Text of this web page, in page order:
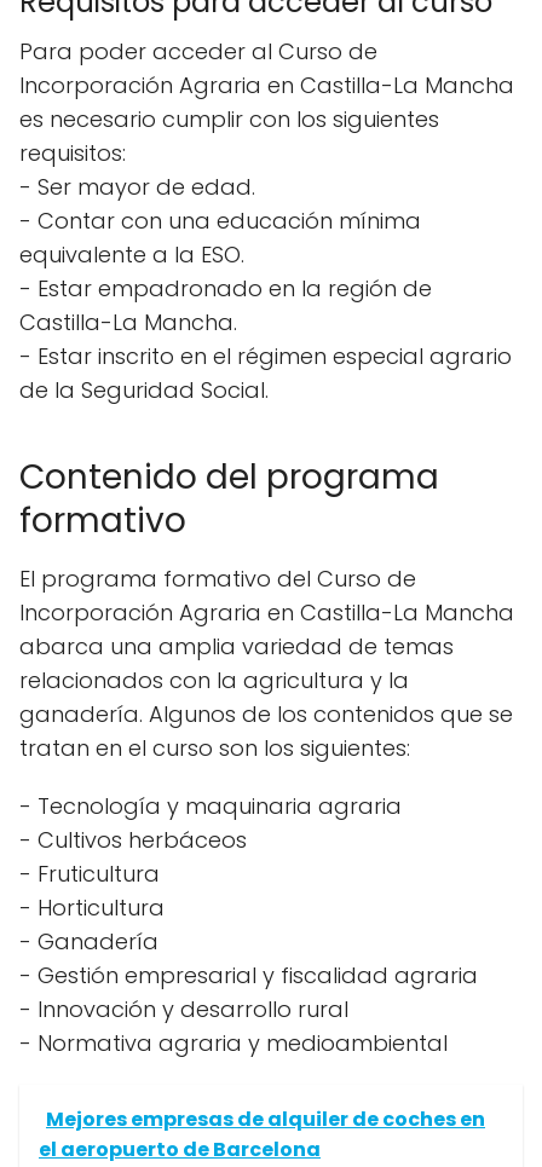
Para poder acceder al Curso de
Incorporación Agraria en Castilla-La Mancha
es necesario cumplir con los siguientes
requisitos:
- Ser mayor de edad.
- Contar con una educación mínima
equivalente a la ESO.
- Estar empadronado en la región de
Castilla-La Mancha.
- Estar inscrito en el régimen especial agrario
de la Seguridad Social.
Contenido del programa
formativo
El programa formativo del Curso de
Incorporación Agraria en Castilla-La Mancha
abarca una amplia variedad de temas
relacionados con la agricultura y la
ganadería. Algunos de los contenidos que se
tratan en el curso son los siguientes:
- Tecnología y maquinaria agraria
- Cultivos herbáceos
- Fruticultura
- Horticultura
- Ganadería
- Gestión empresarial y fiscalidad agraria
- Innovación y desarrollo rural
- Normativa agraria y medioambiental
Mejores empresas de alquiler de coches en
el aeropuerto de Barcelona